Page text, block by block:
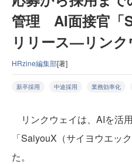
管理 AI面接官「
リリース—リンク
HRzine編集部[著]
新卒採用 中途採用 業務効率化
リンクウェイは、AIを活
「SaiyouX（サイヨウエッ
た。